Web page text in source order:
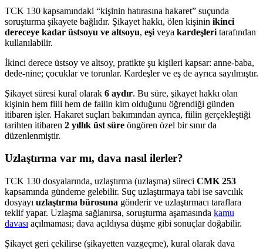
TCK 130 kapsamındaki “kişinin hatırasına hakaret” suçunda
soruşturma şikayete bağlıdır. Şikayet hakkı, ölen kişinin ikinci
dereceye kadar üstsoyu ve altsoyu, eşi veya kardeşleri tarafından
kullanılabilir.
İkinci derece üstsoy ve altsoy, pratikte şu kişileri kapsar: anne-baba,
dede-nine; çocuklar ve torunlar. Kardeşler ve eş de ayrıca sayılmıştır.
Şikayet süresi kural olarak 6 aydır. Bu süre, şikayet hakkı olan
kişinin hem fiili hem de failin kim olduğunu öğrendiği günden
itibaren işler. Hakaret suçları bakımından ayrıca, fiilin gerçekleştiği
tarihten itibaren 2 yıllık üst süre öngören özel bir sınır da
düzenlenmiştir.
Uzlaştırma var mı, dava nasıl ilerler?
TCK 130 dosyalarında, uzlaştırma (uzlaşma) süreci CMK 253
kapsamında gündeme gelebilir. Suç uzlaştırmaya tabi ise savcılık
dosyayı uzlaştırma bürosuna gönderir ve uzlaştırmacı taraflara
teklif yapar. Uzlaşma sağlanırsa, soruşturma aşamasında kamu
davası açılmaması; dava açıldıysa düşme gibi sonuçlar doğabilir.
Şikayet geri çekilirse (şikayetten vazgeçme), kural olarak dava